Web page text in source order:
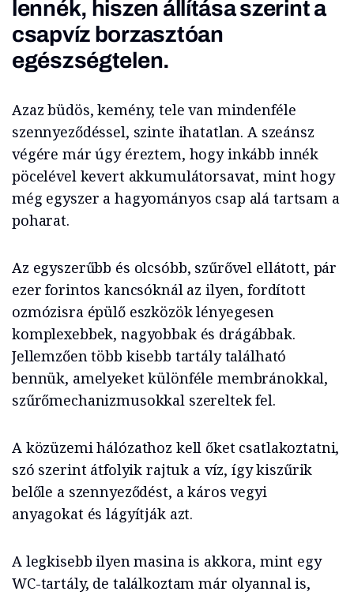
lennék, hiszen állítása szerint a
csapvíz borzasztóan
egészségtelen.
Azaz büdös, kemény, tele van mindenféle
szennyeződéssel, szinte ihatatlan. A szeánsz
végére már úgy éreztem, hogy inkább innék
pöcelével kevert akkumulátorsavat, mint hogy
még egyszer a hagyományos csap alá tartsam a
poharat.
Az egyszerűbb és olcsóbb, szűrővel ellátott, pár
ezer forintos kancsóknál az ilyen, fordított
ozmózisra épülő eszközök lényegesen
komplexebbek, nagyobbak és drágábbak.
Jellemzően több kisebb tartály található
bennük, amelyeket különféle membránokkal,
szűrőmechanizmusokkal szereltek fel.
A közüzemi hálózathoz kell őket csatlakoztatni,
szó szerint átfolyik rajtuk a víz, így kiszűrik
belőle a szennyeződést, a káros vegyi
anyagokat és lágyítják azt.
A legkisebb ilyen masina is akkora, mint egy
WC-tartály, de találkoztam már olyannal is,